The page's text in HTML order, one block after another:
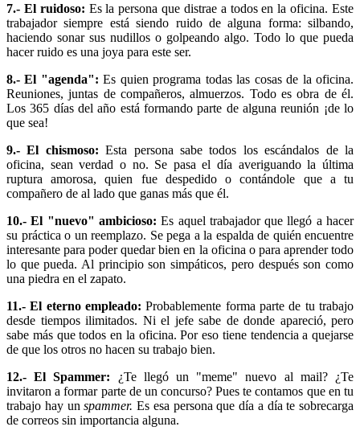
7.- El ruidoso: Es la persona que distrae a todos en la oficina. Este
trabajador siempre está siendo ruido de alguna forma: silbando,
haciendo sonar sus nudillos o golpeando algo. Todo lo que pueda
hacer ruido es una joya para este ser.
8.- El "agenda":Es quien programa todas las cosas de la oficina.
Reuniones, juntas de compañeros, almuerzos. Todo es obra de él.
Los 365 días del año está formando parte de alguna reunión ¡de lo
que sea!
9.- El chismoso:Esta persona sabe todos los escándalos de la
oficina, sean verdad o no. Se pasa el día averiguando la última
ruptura amorosa, quien fue despedido o contándole que a tu
compañero de al lado que ganas más que él.
10.- El "nuevo" ambicioso:Es aquel trabajador que llegó a hacer
su práctica o un reemplazo. Se pega a la espalda de quién encuentre
interesante para poder quedar bien en la oficina o para aprender todo
lo que pueda. Al principio son simpáticos, pero después son como
una piedra en el zapato.
11.- El eterno empleado:Probablemente forma parte de tu trabajo
desde tiempos ilimitados. Ni el jefe sabe de donde apareció, pero
sabe más que todos en la oficina. Por eso tiene tendencia a quejarse
de que los otros no hacen su trabajo bien.
12.- El Spammer: ¿Te llegó un "meme" nuevo al mail? ¿Te
invitaron a formar parte de un concurso? Pues te contamos que en tu
trabajo hay unspammer. Es esa persona que día a día te sobrecarga
de correos sin importancia alguna.